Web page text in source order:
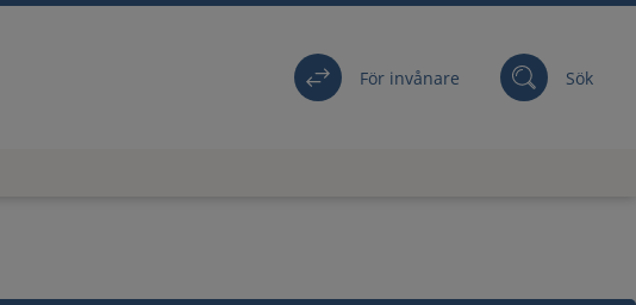
För invånare Sök